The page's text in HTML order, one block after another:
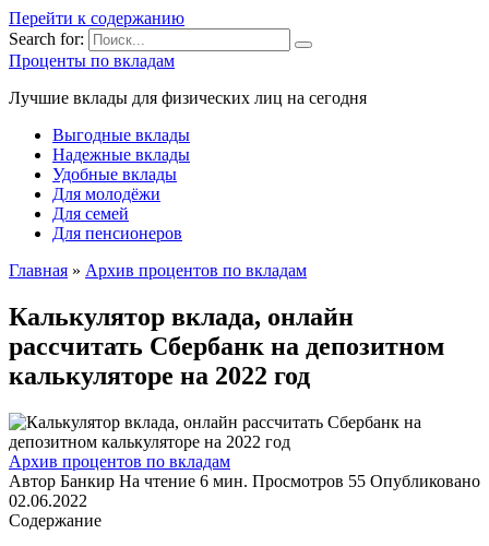
Перейти к содержанию
Search for:
Проценты по вкладам
Лучшие вклады для физических лиц на сегодня
Выгодные вклады
Надежные вклады
Удобные вклады
Для молодёжи
Для семей
Для пенсионеров
Главная » Архив процентов по вкладам
Калькулятор вклада, онлайн
рассчитать Сбербанк на депозитном
калькуляторе на 2022 год
Архив процентов по вкладам
Автор Банкир На чтение 6 мин. Просмотров 55 Опубликовано
02.06.2022
Содержание